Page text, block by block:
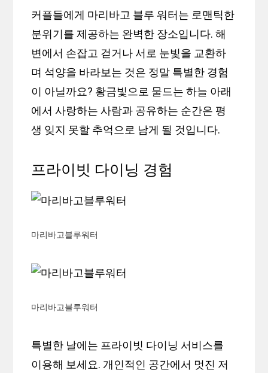
커플들에게 마리바고 블루 워터는 로맨틱한
분위기를 제공하는 완벽한 장소입니다. 해
변에서 손잡고 걷거나 서로 눈빛을 교환하
며 석양을 바라보는 것은 정말 특별한 경험
이 아닐까요? 황금빛으로 물드는 하늘 아래
에서 사랑하는 사람과 공유하는 순간은 평
생 잊지 못할 추억으로 남게 될 것입니다.
프라이빗 다이닝 경험
마리바고블루워터
마리바고블루워터
특별한 날에는 프라이빗 다이닝 서비스를
이용해 보세요. 개인적인 공간에서 멋진 저